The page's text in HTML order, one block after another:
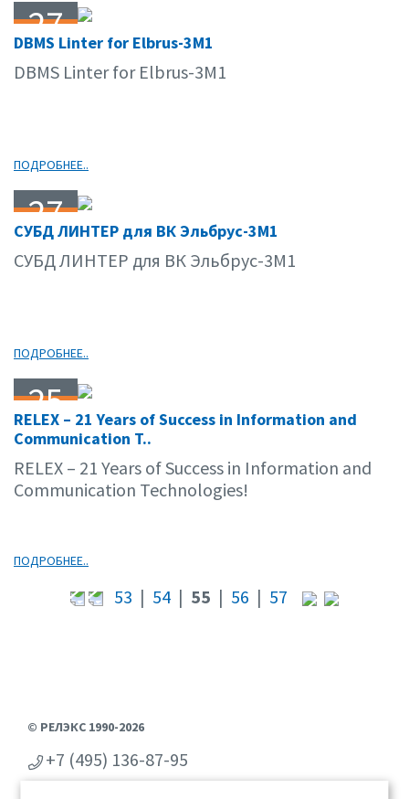
27
07.11
DBMS Linter for Elbrus-3М1
DBMS Linter for Elbrus-3М1
ПОДРОБНЕЕ..
27
07.11
СУБД ЛИНТЕР для ВК Эльбрус-3М1
СУБД ЛИНТЕР для ВК Эльбрус-3М1
ПОДРОБНЕЕ..
25
07.11
RELEX – 21 Years of Success in Information and
Communication T..
RELEX – 21 Years of Success in Information and
Communication Technologies!
ПОДРОБНЕЕ..
53 | 54 | 55 | 56 | 57
© РЕЛЭКС 1990-2026
+7 (495) 136-87-95